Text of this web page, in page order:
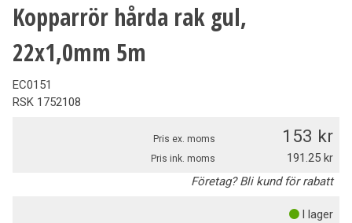
Kopparrör hårda rak gul,
22x1,0mm 5m
EC0151
RSK 1752108
Pris ex. moms 153
Pris ink. moms
191.25
Företag? Bli kund för rabatt
I lager